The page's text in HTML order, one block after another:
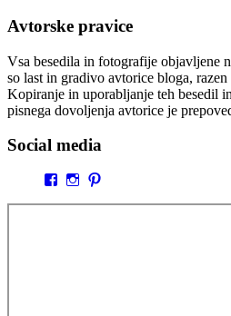
Avtorske pravice
Vsa besedila in fotografije objavljene
so last in gradivo avtorice bloga, razen
Kopiranje in uporabljanje teh besedil
pisnega dovoljenja avtorice je
Social media